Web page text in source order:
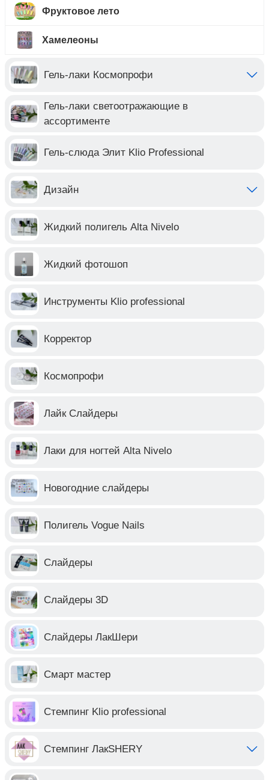
Фруктовое лето
Хамелеоны
Гель-лаки Космопрофи
Гель-лаки светоотражающие в
ассортименте
Гель-слюда Элит Klio Professional
Дизайн
Жидкий полигель Alta Nivelo
Жидкий фотошоп
Инструменты Klio professional
Корректор
Космопрофи
Лайк Слайдеры
Лаки для ногтей Alta Nivelo
Новогодние слайдеры
Полигель Vogue Nails
Слайдеры
Слайдеры 3D
Слайдеры ЛакШери
Смарт мастер
Стемпинг Klio professional
Стемпинг ЛакSHERY